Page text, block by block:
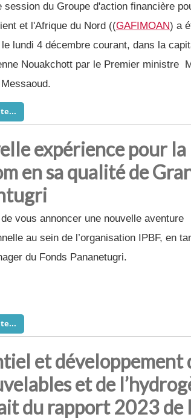
session du Groupe d'action financière
et l'Afrique du Nord ((GAFIMOAN) a
le lundi 4 décembre courant, dans la
Nouakchott par le Premier ministre
expérience pour
en sa qualité de
vous annoncer une nouvelle aventure
au sein de l’organisation IPBF, en
du Fonds Pananetugri.
et développement
et de
du rapport 2023 de